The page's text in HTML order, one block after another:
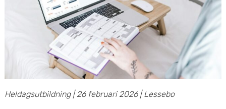
h
Heldagsutbildning | 26 februari 2026 | Lessebo